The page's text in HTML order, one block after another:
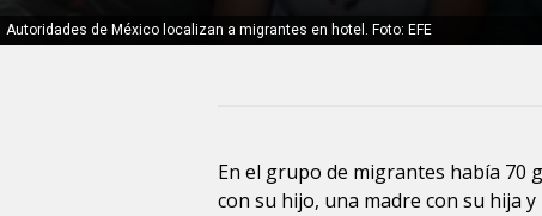
Autoridades de México localizan a migrantes en hotel. Foto: EFE
En el grupo de migrantes había 70
con su hijo, una madre con su hija